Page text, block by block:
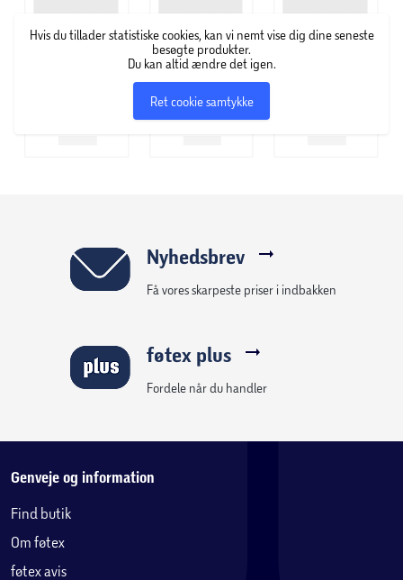
landets største popstjerne.
Rahims halvandet år lange triumftog af en turné, fra
foråret 2022 og frem til den store finale i Tivoli i
Hvis du tillader statistiske cookies, kan vi nemt vise dig dine seneste
besøgte produkter.
Du kan altid ændre det igen.
Ret cookie samtykke
Nyhedsbrev
Få vores skarpeste priser i indbakken
føtex plus
Fordele når du handler
Genveje og information
Find butik
Om føtex
føtex avis